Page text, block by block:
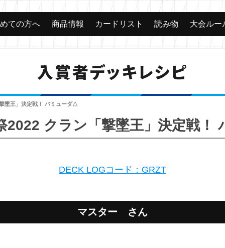
ての方へ 商品情報 カードリスト 読み物 大会ルー
入賞者デッキレシピ
墜王」決定戦！ バミューダ△
2022 クラン「撃墜王」決定戦！
DECK LOGコード：GRZT
マスター さん